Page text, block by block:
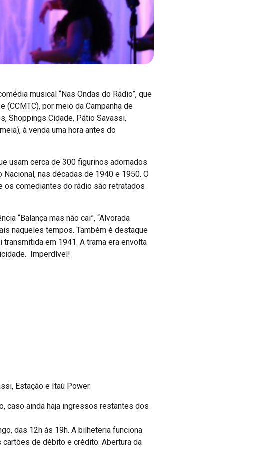
musical “Nas Ondas do Rádio”, que
(CCMTC), por meio da Campanha de
Shoppings Cidade, Pátio Savassi,
à venda uma hora antes do
usam cerca de 300 figurinos adornados
nas décadas de 1940 e 1950. O
os comediantes do rádio são retratados
“Balança mas não cai”, “Alvorada
naqueles tempos. Também é destaque
em 1941. A trama era envolta
Imperdível!
Estação e Itaú Power.
caso ainda haja ingressos restantes dos
das 12h às 19h. A bilheteria funciona
de débito e crédito. Abertura da